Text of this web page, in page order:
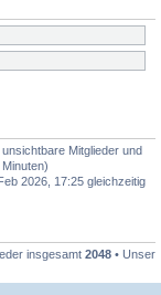
Mitglieder und
2026, 17:25 gleichzeitig
insgesamt 2048 • Unser